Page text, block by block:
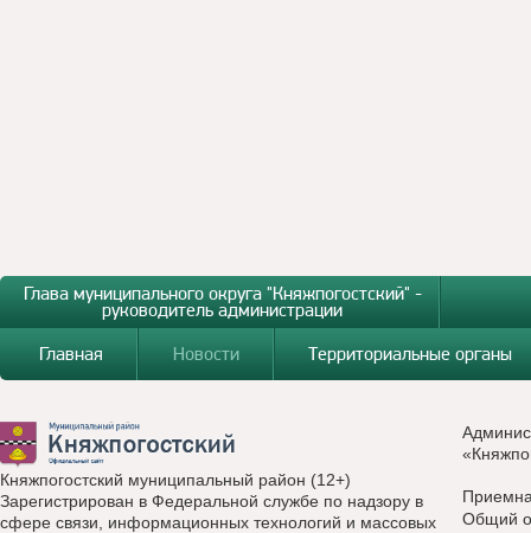
Глава муниципального округа "Княжпогостский" -
руководитель администрации
Главная
Новости Территориальные органы
Княжпогостский муниципальный район (12+)
Зарегистрирован в Федеральной службе по надзору в
сфере связи, информационных технологий и массовых
Общий